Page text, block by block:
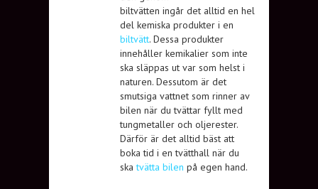
biltvätten ingår det alltid en hel
del kemiska produkter i en
biltvätt. Dessa produkter
innehåller kemikalier som inte
ska släppas ut var som helst i
naturen. Dessutom är det
smutsiga vattnet som rinner av
bilen när du tvättar fyllt med
tungmetaller och oljerester.
Därför är det alltid bäst att
boka tid i en tvätthall när du
skatvätta bilen på egen hand.